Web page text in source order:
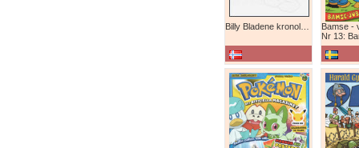
Nr 13: Bamse-